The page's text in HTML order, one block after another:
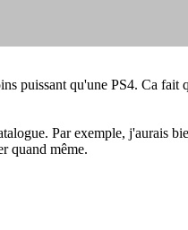
puissant qu'une PS4. Ca
Par exemple, j'aurais
quand même.